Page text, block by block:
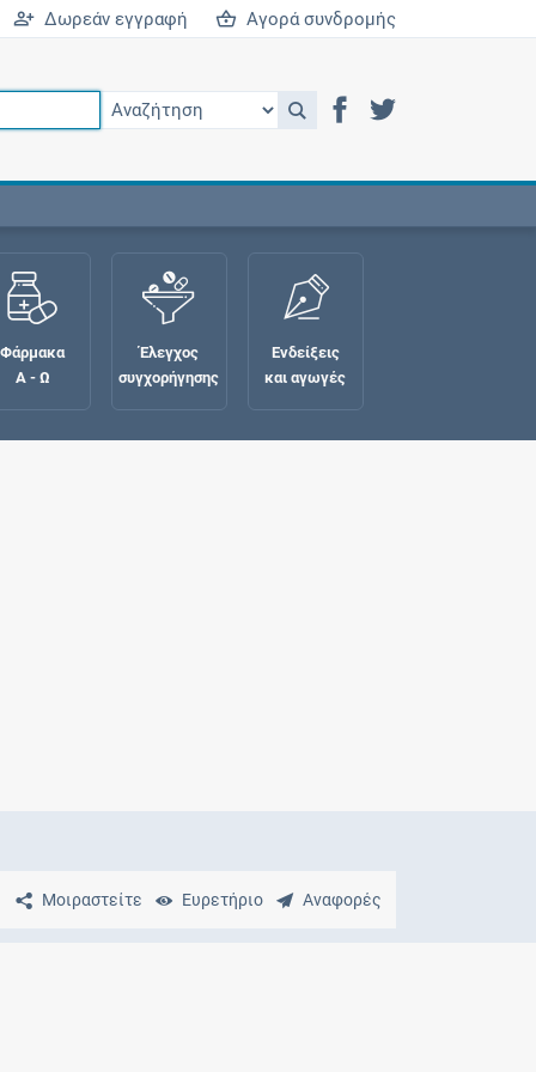
Δωρεάν εγγραφή Αγορά συνδρομής
Φάρμακα
Α - Ω
Έλεγχος
συγχορήγησης
Ενδείξεις
και αγωγές
Μοιραστείτε Ευρετήριο Αναφορές